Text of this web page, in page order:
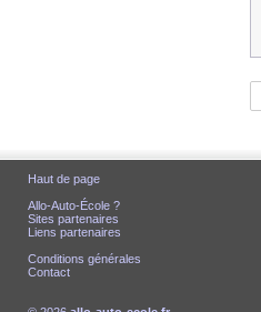
Haut de page
Allo-Auto-École ?
Sites partenaires
Liens partenaires
Conditions générales
Contact